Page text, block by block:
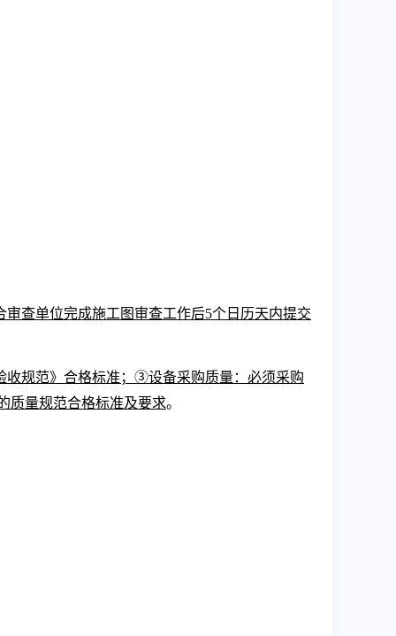
查单位完成施工图审查工作后5个日历天内提交
规范》合格标准；③设备采购质量：必须采购
质量规范合格标准及要求。